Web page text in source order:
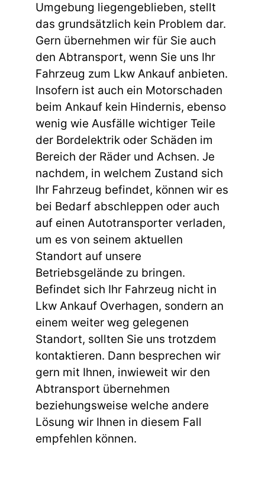
Umgebung liegengeblieben, stellt
das grundsätzlich kein Problem dar.
Gern übernehmen wir für Sie auch
den Abtransport, wenn Sie uns Ihr
Fahrzeug zum Lkw Ankauf anbieten.
Insofern ist auch ein Motorschaden
beim Ankauf kein Hindernis, ebenso
wenig wie Ausfälle wichtiger Teile
der Bordelektrik oder Schäden im
Bereich der Räder und Achsen. Je
nachdem, in welchem Zustand sich
Ihr Fahrzeug befindet, können wir es
bei Bedarf abschleppen oder auch
auf einen Autotransporter verladen,
um es von seinem aktuellen
Standort auf unsere
Betriebsgelände zu bringen.
Befindet sich Ihr Fahrzeug nicht in
Lkw Ankauf Overhagen, sondern an
einem weiter weg gelegenen
Standort, sollten Sie uns trotzdem
kontaktieren. Dann besprechen wir
gern mit Ihnen, inwieweit wir den
Abtransport übernehmen
beziehungsweise welche andere
Lösung wir Ihnen in diesem Fall
empfehlen können.